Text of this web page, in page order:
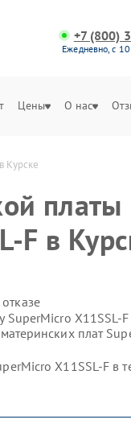
+7 (800)
Ежедневно, с
Цены О нас
Курске
платы
F в
SuperMicro X11SSL-
плат
X11SSL-F в